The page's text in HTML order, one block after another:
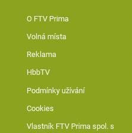
O FTV Prima
Volná místa
Reklama
HbbTV
Podmínky užívání
Cookies
Vlastník FTV Prima spol. s